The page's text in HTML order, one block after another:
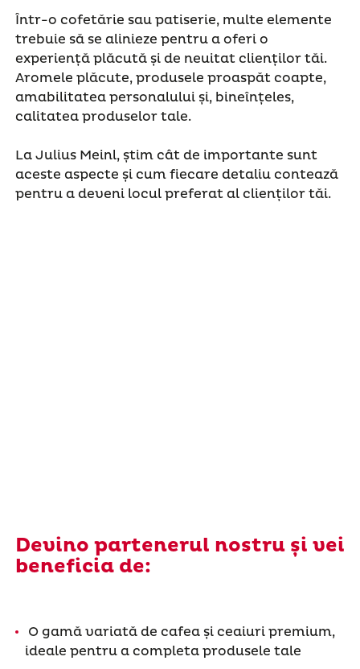
Într-o cofetărie sau patiserie, multe elemente
trebuie să se alinieze pentru a oferi o
experiență plăcută și de neuitat clienților tăi.
Aromele plăcute, produsele proaspăt coapte,
amabilitatea personalului și, bineînțeles,
calitatea produselor tale.
La Julius Meinl, știm cât de importante sunt
aceste aspecte și cum fiecare detaliu contează
pentru a deveni locul preferat al clienților tăi.
Devino partenerul nostru și vei
beneficia de:
O gamă variată de cafea și ceaiuri premium,
ideale pentru a completa produsele tale